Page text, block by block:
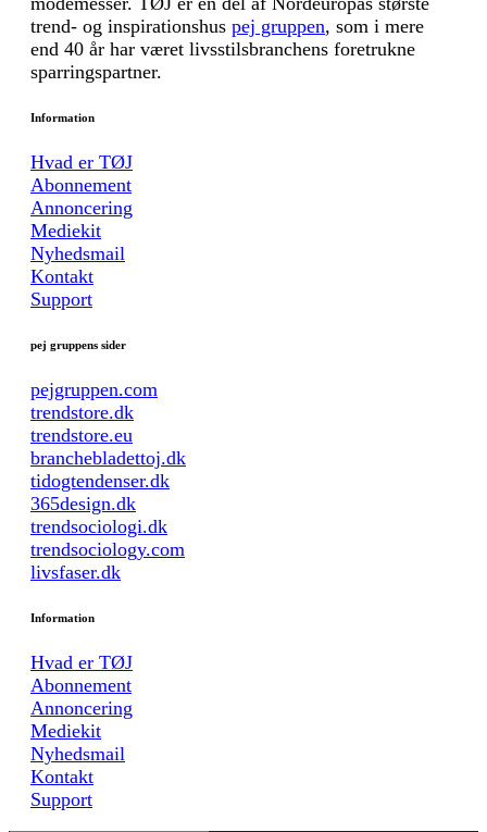
trend- og inspirationshus pej gruppen, som i mere
end 40 år har været livsstilsbranchens foretrukne
sparringspartner.
Information
Hvad er TØJ
Abonnement
Annoncering
Mediekit
Nyhedsmail
Kontakt
Support
pej gruppens sider
pejgruppen.com
trendstore.dk
trendstore.eu
branchebladettoj.dk
tidogtendenser.dk
365design.dk
trendsociologi.dk
trendsociology.com
livsfaser.dk
Information
Hvad er TØJ
Abonnement
Annoncering
Mediekit
Nyhedsmail
Kontakt
Support